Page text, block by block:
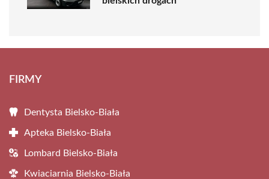
FIRMY
Dentysta Bielsko-Biała
Apteka Bielsko-Biała
Lombard Bielsko-Biała
Kwiaciarnia Bielsko-Biała